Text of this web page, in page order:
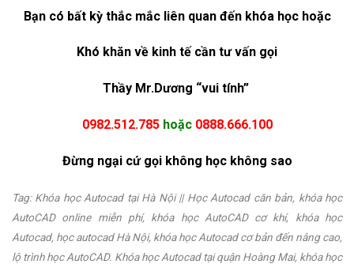
Bạn có bất kỳ thắc mắc liên quan đến khóa học hoặc
Khó khăn về kinh tế cần tư vấn gọi
Thầy Mr.Dương “vui tính”
0982.512.785 hoặc 0888.666.100
Đừng ngại cứ gọi không học không sao
Tag: Khóa học Autocad tại Hà Nội || Học Autocad căn bản, khóa học
AutoCAD online miễn phí, khóa học AutoCAD cơ khí, khóa học
Autocad, học autocad Hà Nội, khóa học Autocad cơ bản đến nâng cao,
lộ trình học AutoCAD. Khóa học Autocad tại quận Hoàng Mai, khóa học